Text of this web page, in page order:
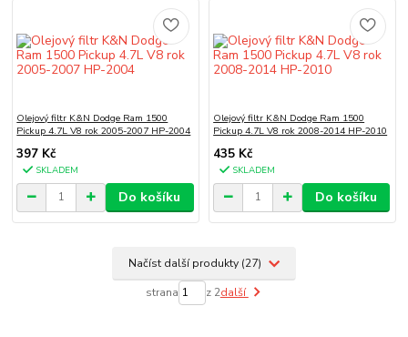
Olejový filtr K&N Dodge Ram 1500
Pickup 4.7L V8 rok 2005-2007 HP-2004
397 Kč
SKLADEM
Do košíku
Olejový filtr K&N Dodge Ram 1500
Pickup 4.7L V8 rok 2008-2014 HP-2010
435 Kč
SKLADEM
Do košíku
Načíst další produkty (27)
strana z 2další